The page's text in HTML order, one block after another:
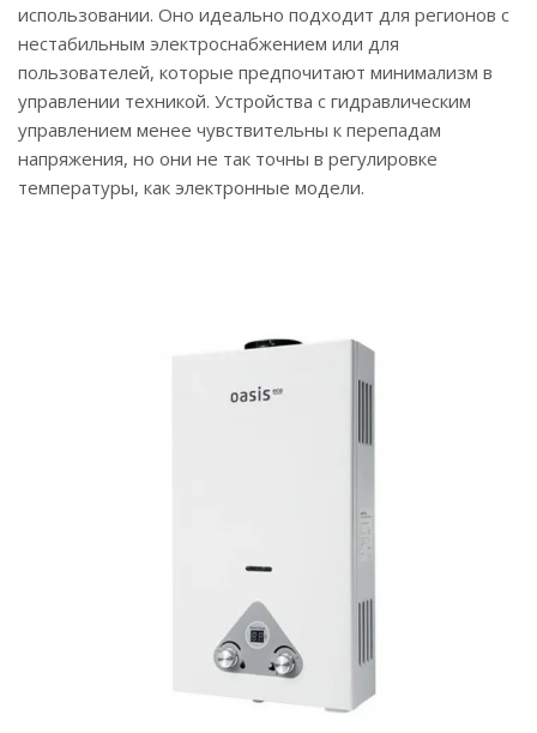
использовании. Оно идеально подходит для регионов с
нестабильным электроснабжением или для
пользователей, которые предпочитают минимализм в
управлении техникой. Устройства с гидравлическим
управлением менее чувствительны к перепадам
напряжения, но они не так точны в регулировке
температуры, как электронные модели.